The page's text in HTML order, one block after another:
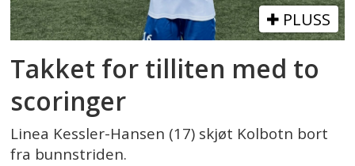
PLUSS
Takket for tilliten med to
scoringer
Linea Kessler-Hansen (17) skjøt Kolbotn bort
fra bunnstriden.